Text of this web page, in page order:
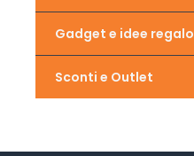
Gadget e idee regalo
Sconti e Outlet